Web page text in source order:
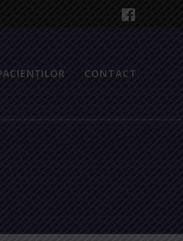
CONTACT